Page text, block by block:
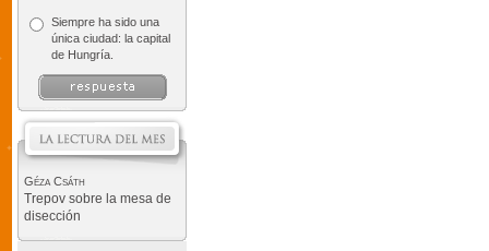
Siempre ha sido una
única ciudad: la capital
de Hungría.
Géza Csáth
Trepov sobre la mesa de
disección